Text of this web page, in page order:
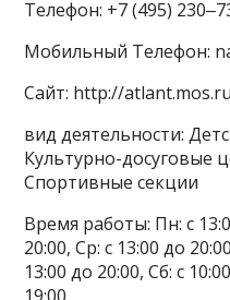
Телефон: +7 (495)
Мобильный Телефон:
Сайт: http://atlant.mos.ru
вид деятельности:
Культурно-досуговые
Спортивные секции
Время работы: Пн: с
20:00, Ср: с 13:00 до
13:00 до 20:00, Сб: с